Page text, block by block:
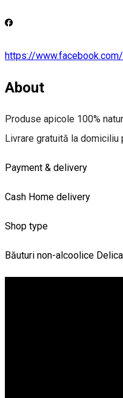
https://
About
Produse apicole 100%
Livrare gratuită la domiciliu
Payment & delivery
Cash Home delivery
Shop type
Băuturi non-alcoolice